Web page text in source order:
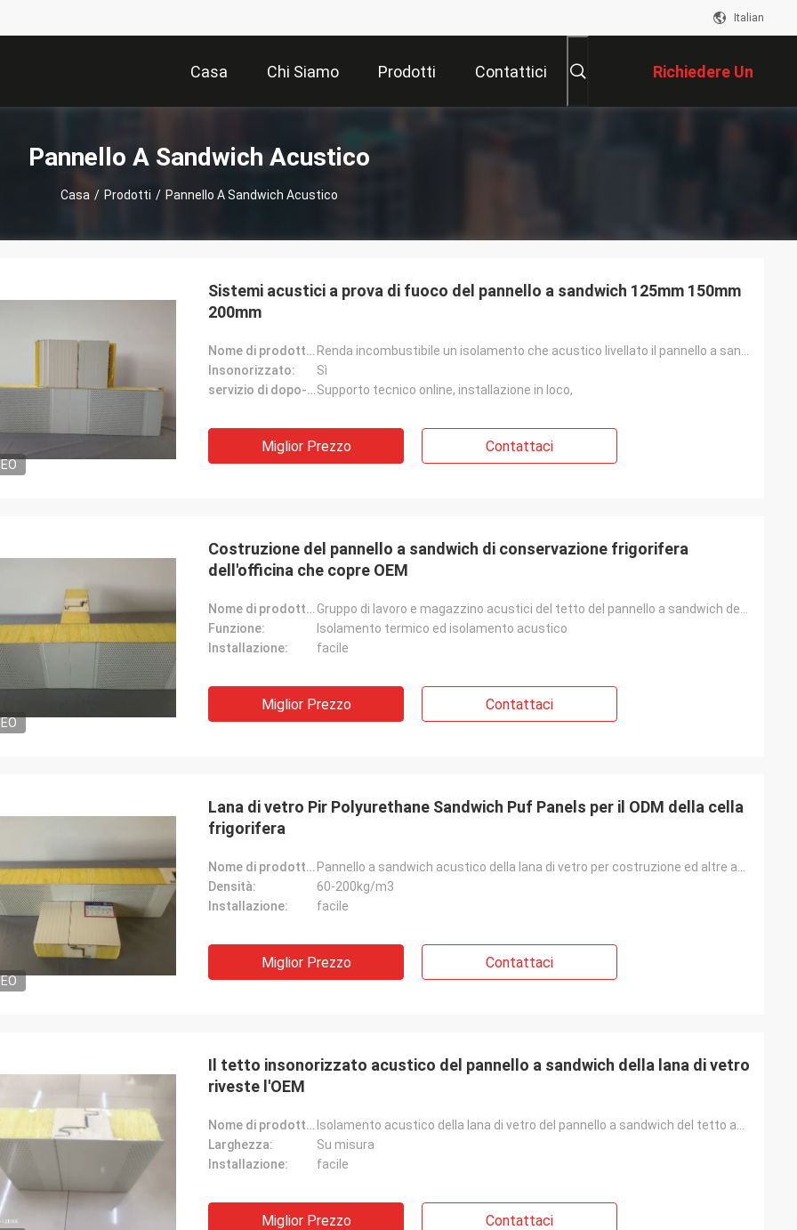
Italian
Casa Chi Siamo Prodotti Contattici Richiedere Un
Preventivo
Pannello A Sandwich Acustico
Casa / Prodotti / Pannello A Sandwich Acustico
Sistemi acustici a prova di fuoco del pannello a sandwich 125mm 150mm
200mm
Nome di prodotto:
Insonorizzato:
Sì
servizio di dopo-vendita:Supporto tecnico online, installazione in loco,
Miglior Prezzo Contattaci
Costruzione del pannello a sandwich di conservazione frigorifera
dell'officina che copre OEM
Nome di prodotto:
Funzione:
Isolamento termico ed isolamento acustico
Installazione:
facile
Miglior Prezzo Contattaci
Lana di vetro Pir Polyurethane Sandwich Puf Panels per il ODM della cella
frigorifera
Nome di prodotto:
Densità:
60-200kg/m3
Installazione:
facile
Miglior Prezzo Contattaci
Il tetto insonorizzato acustico del pannello a sandwich della lana di vetro
riveste l'OEM
Nome di prodotto:
Larghezza:
Su misura
Installazione:
facile
Miglior Prezzo Contattaci